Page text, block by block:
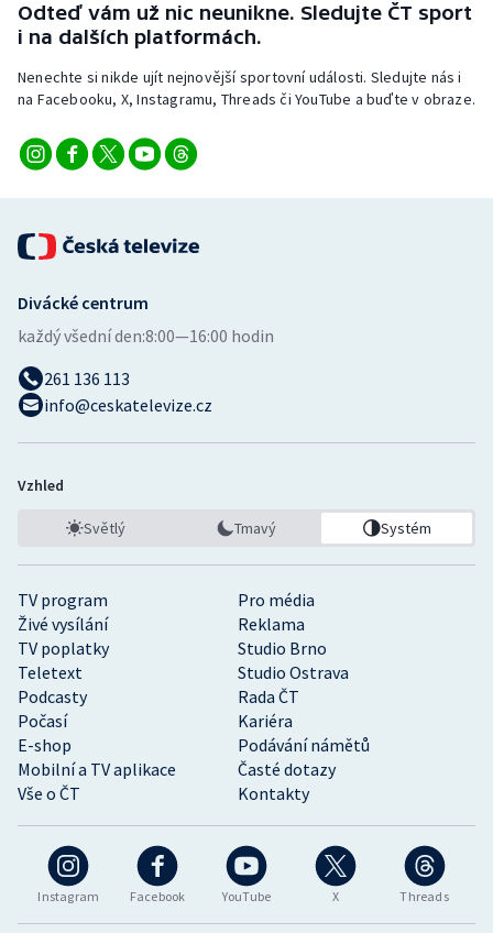
Triatlon
Veslování
Volejbal
Odteď vám už nic neunikne. Sledujte ČT sport
i na dalších platformách.
Nenechte si nikde ujít nejnovější sportovní události. Sledujte nás i
na Facebooku, X, Instagramu, Threads či YouTube a buďte v obraze.
Instagram Facebook YouTube X Threads
TV program
Pro média
Živé vysílání
Reklama
TV poplatky
Studio Brno
Teletext
Studio Ostrava
Podcasty
Rada ČT
Počasí
Kariéra
E-shop
Podávání námětů
Mobilní a TV aplikace
Časté dotazy
Vše o ČT
Kontakty
Divácké centrum
každý všední den:8:00—16:00 hodin
261 136 113
info@ceskatelevize.cz
Vzhled
Světlý Tmavý Systém